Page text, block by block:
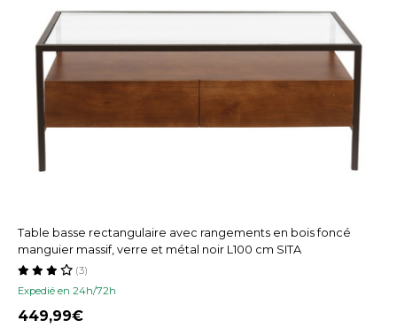
Table basse rectangulaire avec rangements en bois foncé
manguier massif, verre et métal noir L100 cm SITA
Expedié en 24h/72h
(3)
449,99